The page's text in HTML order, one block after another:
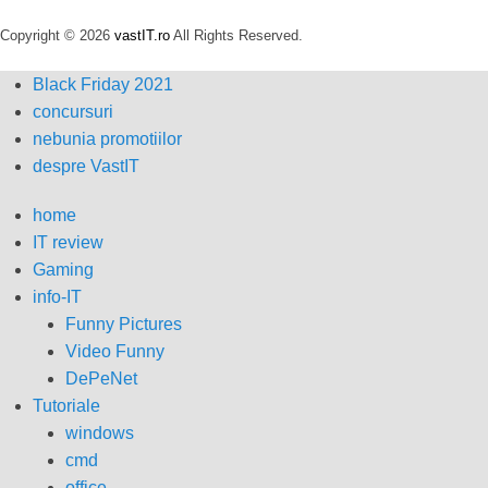
Copyright © 2026 vastIT.ro All Rights Reserved.
Black Friday 2021
concursuri
nebunia promotiilor
despre VastIT
home
IT review
Gaming
info-IT
Funny Pictures
Video Funny
DePeNet
Tutoriale
windows
cmd